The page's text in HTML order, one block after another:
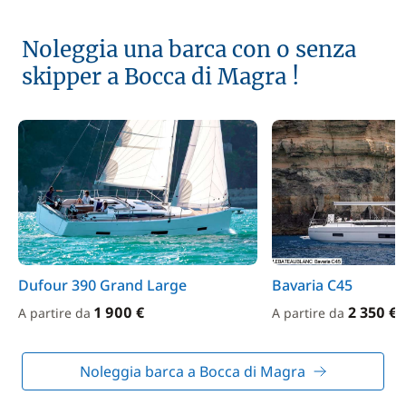
Noleggia una barca con o senza
skipper a Bocca di Magra !
Dufour 390 Grand Large
A partire da 1 900 €
Bavaria C45
A partire da 2 350 €
Noleggia barca a Bocca di Magra